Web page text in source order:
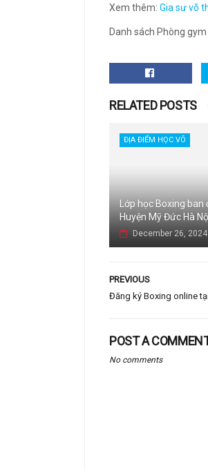
Xem thêm: Gia sư võ
Danh sách Phòng
RELATED POSTS
ĐỊA ĐIỂM HỌC VÕ
Lớp học Boxing
Huyện Mỹ Đức Hà
December 26, 2024
PREVIOUS
Đăng ký Boxing online
POST A
No comments